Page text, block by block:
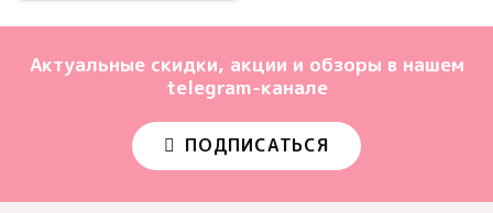
Актуальные скидки, акции и обзоры в нашем
telegram-канале
ПОДПИСАТЬСЯ